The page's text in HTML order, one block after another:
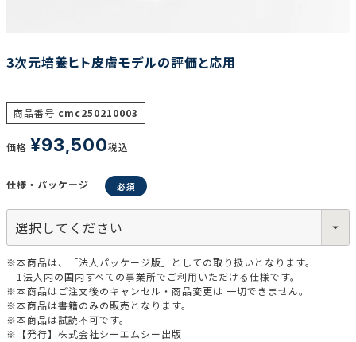
リセット
3次元培養ヒト皮膚モデルの評価と応用
商品番号 cmc250210003
価格 ¥93,500税込
仕様・パッケージ
※本商品は、「法人パッケージ版」としての取り扱いとなります。
1法人内の国内すべての事業所でご利用いただける仕様です。
※本商品はご注文後のキャンセル・商品変更は 一切できません。
※本商品は書籍のみの販売となります。
※本商品は試読不可です。
※【発行】株式会社シーエムシー出版